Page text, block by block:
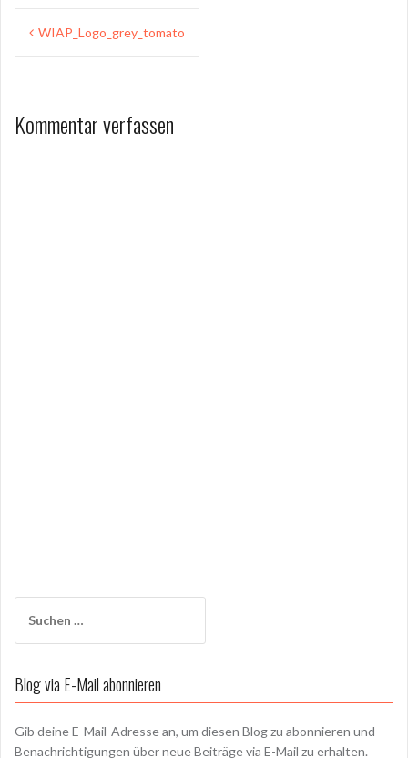
Beitragsnavigation
WIAP_Logo_grey_tomato
Kommentar verfassen
nach:
Blog via E-Mail abonnieren
Gib deine E-Mail-Adresse an, um diesen Blog zu abonnieren und
Benachrichtigungen über neue Beiträge via E-Mail zu erhalten.